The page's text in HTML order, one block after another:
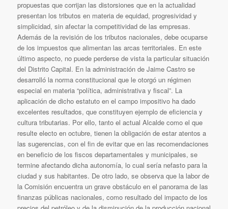
propuestas que corrijan las distorsiones que en la actualidad
presentan los tributos en materia de equidad, progresividad y
simplicidad, sin afectar la competitividad de las empresas.
Además de la revisión de los tributos nacionales, debe ocuparse
de los impuestos que alimentan las arcas territoriales. En este
último aspecto, no puede perderse de vista la particular situación
del Distrito Capital. En la administración de Jaime Castro se
desarrolló la norma constitucional que le otorgó un régimen
especial en materia “política, administrativa y fiscal”. La
aplicación de dicho estatuto en el campo impositivo ha dado
excelentes resultados, que constituyen ejemplo de eficiencia y
cultura tributarias. Por ello, tanto el actual Alcalde como el que
resulte electo en octubre, tienen la obligación de estar atentos a
las sugerencias, con el fin de evitar que en las recomendaciones
en beneficio de los fiscos departamentales y municipales, se
termine afectando dicha autonomía, lo cual sería nefasto para la
ciudad y sus habitantes. De otro lado, se observa que la labor de
la Comisión encuentra un grave obstáculo en el panorama de las
finanzas públicas nacionales, como resultado del impacto de los